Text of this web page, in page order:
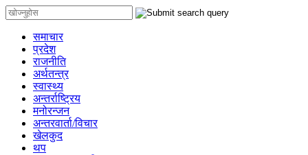
समाचार
प्रदेश
राजनीति
अर्थतन्त्र
स्वास्थ्य
अन्तर्राष्ट्रिय
मनोरन्जन
अन्तरवार्ता/विचार
खेलकुद
थप